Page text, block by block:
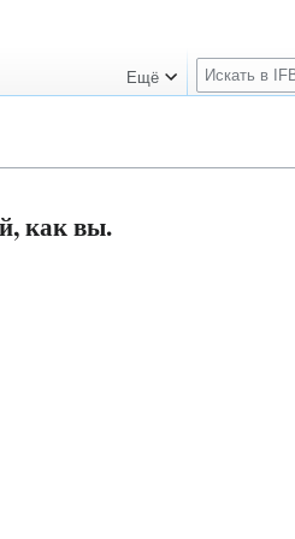
как вы.
Ещё
П
о
к